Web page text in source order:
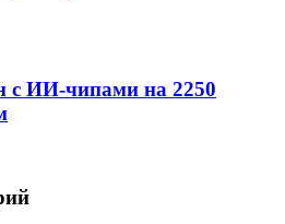
с ИИ-чипами на 2250